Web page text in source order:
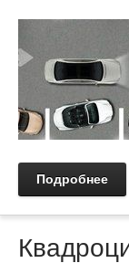
Подробнее